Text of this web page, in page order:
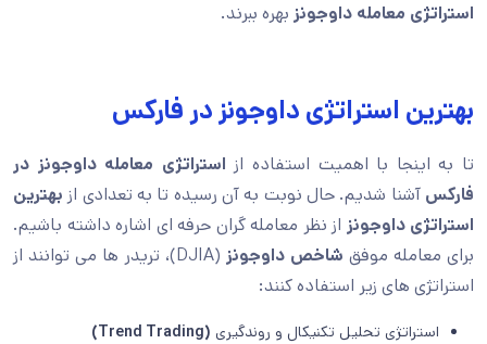
استراتژی معامله داوجونز بهره ببرند.
بهترین استراتژی داوجونز در فارکس
تا به اینجا با اهمیت استفاده از استراتژی معامله داوجونز در
فارکس آشنا شدیم. حال نوبت به آن رسیده تا به تعدادی از بهترین
استراتژی داوجونز از نظر معامله گران حرفه ای اشاره داشته باشیم.
برای معامله موفق شاخص داوجونز
(DJIA)، تریدر ها می توانند از
استراتژی های زیر استفاده کنند:
استراتژی تحلیل تکنیکال و روندگیری (Trend Trading)